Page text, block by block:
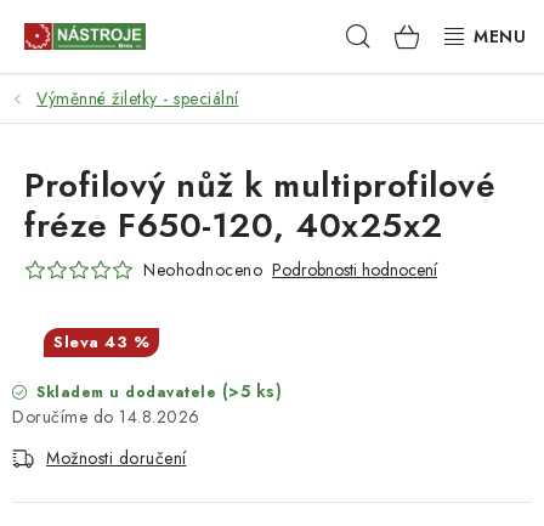
Hledat NÁKUPNÍ
KOŠÍK
NÁSTROJE
BRUSIVO
LEPENÍ A SPOJOVÁNÍ
RUČNÍ NÁŘADÍ, PŘÍPRAVKY
Výměnné žiletky - speciální
Skladem u dodavatele (>5 ks)
14.8.2026
Možnosti doručení
Profilový nůž k multiprofilové
fréze F650-120, 40x25x2
Neohodnoceno Podrobnosti hodnocení
43 %